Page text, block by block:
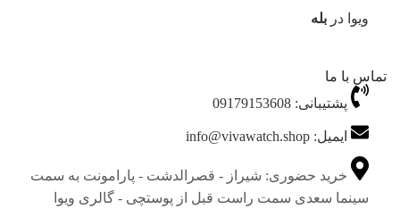
ویوا در بله
تماس با ما
پشتیبانی: 09179153608
ایمیل: info@vivawatch.shop
خرید حضوری: شیراز - قصرالدشت - پارامونت به سمت
سینما سعدی سمت راست قبل از پوستچی - گالری ویوا